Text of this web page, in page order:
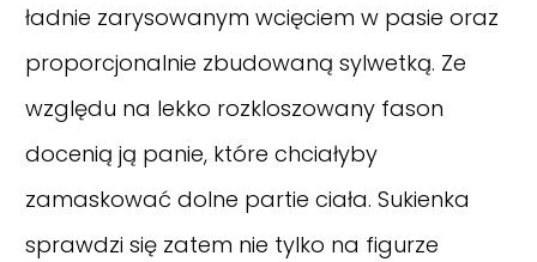
ładnie zarysowanym wcięciem w pasie oraz
proporcjonalnie zbudowaną sylwetką. Ze
względu na lekko rozkloszowany fason
docenią ją panie, które chciałyby
zamaskować dolne partie ciała. Sukienka
sprawdzi się zatem nie tylko na figurze